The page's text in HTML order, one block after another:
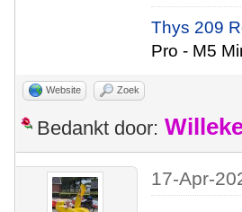
Thys 209
Pro - M5
Website Zoek
Bedankt door:
17-Apr-